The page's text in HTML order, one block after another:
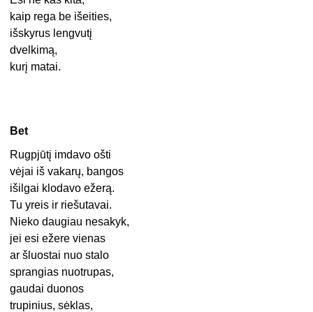
kaip rega be išeities,
išskyrus lengvutį
dvelkimą,
kurį matai.
Bet
Rugpjūtį imdavo ošti
vėjai iš vakarų, bangos
išilgai klodavo ežerą.
Tu yreis ir riešutavai.
Nieko daugiau nesakyk,
jei esi ežere vienas
ar šluostai nuo stalo
sprangias nuotrupas,
gaudai duonos
trupinius, sėklas,